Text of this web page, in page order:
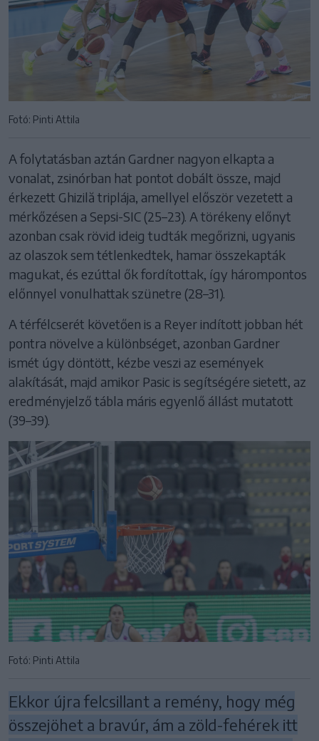
Fotó: Pinti Attila
A folytatásban aztán Gardner nagyon elkapta a
vonalat, zsinórban hat pontot dobált össze, majd
érkezett Ghizilă triplája, amellyel először vezetett a
mérkőzésen a Sepsi-SIC (25–23). A törékeny előnyt
azonban csak rövid ideig tudták megőrizni, ugyanis
az olaszok sem tétlenkedtek, hamar összekapták
magukat, és ezúttal ők fordítottak, így hárompontos
előnnyel vonulhattak szünetre (28–31).
A térfélcserét követően is a Reyer indított jobban hét
pontra növelve a különbséget, azonban Gardner
ismét úgy döntött, kézbe veszi az események
alakítását, majd amikor Pasic is segítségére sietett, az
eredményjelző tábla máris egyenlő állást mutatott
(39–39).
Fotó: Pinti Attila
Ekkor újra felcsillant a remény, hogy még
összejöhet a bravúr, ám a zöld-fehérek itt